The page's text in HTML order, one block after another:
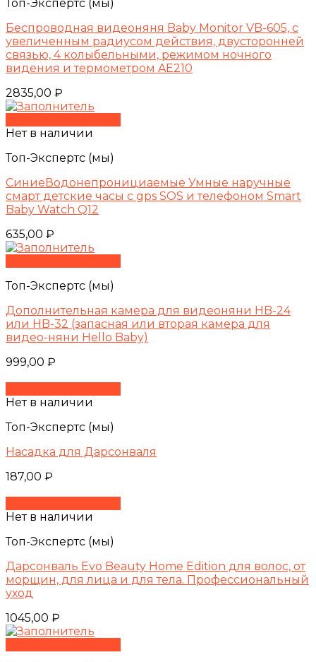
Топ-Экспертс (мы)
Беспроводная видеоняня Baby Monitor VB-605, с
увеличенным радиусом действия, двусторонней
связью, 4 колыбельными, режимом ночного
видения и термометром AE210
2835,00 ₽
Нет в наличии
Топ-Экспертс (мы)
СиниеВодонепронициаемые Умные наручные
смарт детские часы с gps SOS и телефоном Smart
Baby Watch Q12
635,00 ₽
Топ-Экспертс (мы)
Дополнительная камера для видеоняни HB-24
или HB-32 (запасная или вторая камера для
видео-няни Hello Baby)
999,00 ₽
Нет в наличии
Топ-Экспертс (мы)
Насадка для Дарсонваля
187,00 ₽
Нет в наличии
Топ-Экспертс (мы)
Дарсонваль Evo Beauty Home Edition для волос, от
морщин, для лица и для тела. Профессиональный
уход
1045,00 ₽